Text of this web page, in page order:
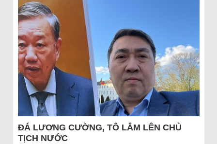
ĐÁ LƯƠNG CƯỜNG, TÔ LÂM LÊN CHỦ
TỊCH NƯỚC